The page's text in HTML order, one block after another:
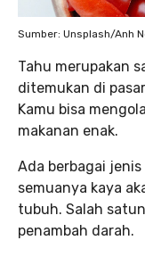
Sumber: Unsplash/Anh
Tahu merupakan
ditemukan di
Kamu bisa
makanan enak.
Ada berbagai
semuanya kaya
tubuh. Salah
penambah darah.